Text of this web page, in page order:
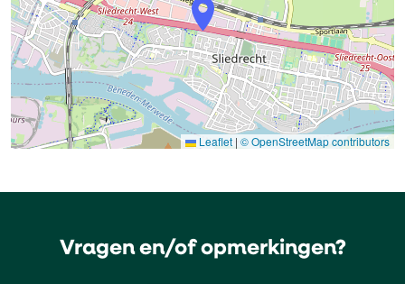
Leaflet | © OpenStreetMap contributors
Vragen en/of opmerkingen?